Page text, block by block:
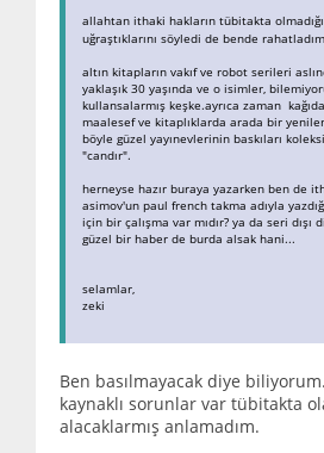
allahtan ithaki hakların tübitakta
uğraştıklarını söyledi de bende rahatladım
altın kitapların vakıf ve robot serileri
yaklaşık 30 yaşında ve o isimler,
kullansalarmış keşke.ayrıca zaman
maalesef ve kitaplıklarda arada bir
böyle güzel yayınevlerinin baskıları
"candır".
herneyse hazır buraya yazarken ben de
asimov'un paul french takma adıyla
için bir çalışma var mıdır? ya da seri dışı
güzel bir haber de burda alsak hani...
selamlar,
zeki
Ben basılmayacak diye
kaynaklı sorunlar var tübitakta
alacaklarmış anlamadım.